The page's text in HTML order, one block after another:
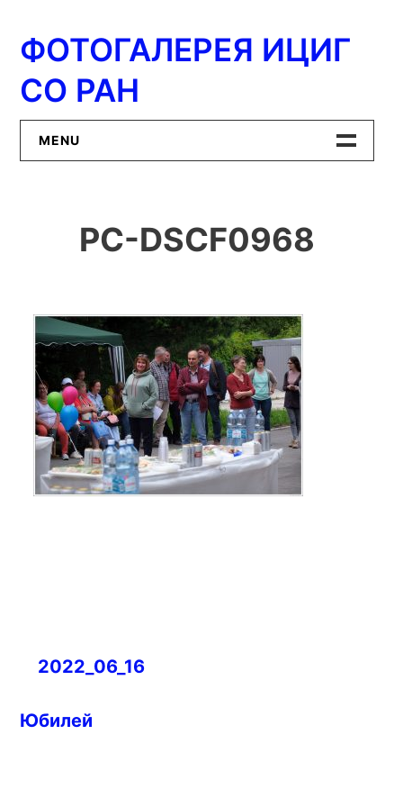
содержимому
ФОТОГАЛЕРЕЯ ИЦИГ
СО РАН
MENU
ИЦиГ СО РАН
PC-DSCF0968
Навигация
записям
2022_06_16
Юбилей